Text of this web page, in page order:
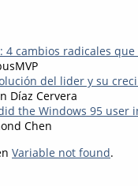
4 cambios radicales
del lider y su
Díaz Cervera
the Windows 95 user
Chen
Variable not found.